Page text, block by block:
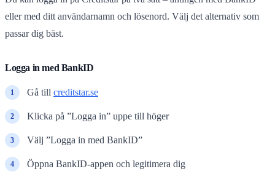
eller med ditt användarnamn och lösenord. Välj det alternativ som
passar dig bäst.
Logga in med BankID
Gå till creditstar.se
Klicka på ”Logga in” uppe till höger
Välj ”Logga in med BankID”
Öppna BankID-appen och legitimera dig